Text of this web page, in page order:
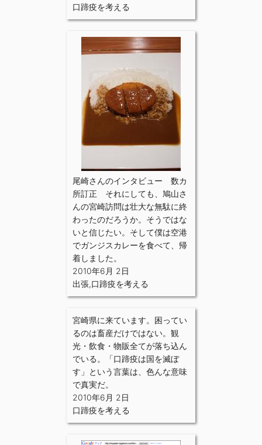
口蹄疫を考える
尾崎さんのインタビュー 数カ
所訂正 それにしても、鳩山さ
んの宮崎訪問は壮大な無駄に終
わったのだろうか。そうではな
いと信じたい。そして僕は空港
でガンジスカレーを食べて、帰
着しました。
2010年6月 2日
出張,口蹄疫を考える
宮崎県に来ています。困ってい
るのは畜産だけではない。観
光・飲食・物販全てが落ち込ん
でいる。「口蹄疫は国を滅ぼ
す」という言葉は、色んな意味
で真実だ。
2010年6月 2日
口蹄疫を考える